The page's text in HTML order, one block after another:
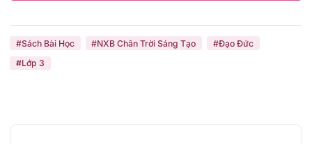
#Sách Bài Học #NXB Chân Trời Sáng Tạo
#Đạo Đức
#Lớp 3